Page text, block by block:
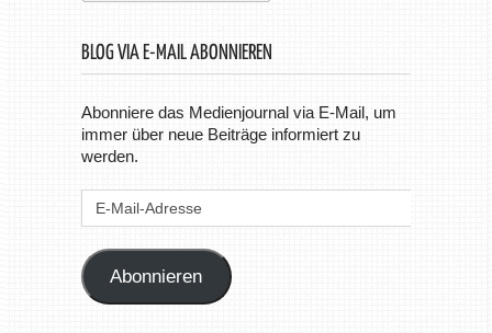
BLOG VIA E-MAIL ABONNIEREN
Abonniere das Medienjournal via E-Mail, um
immer über neue Beiträge informiert zu
werden.
Abonnieren